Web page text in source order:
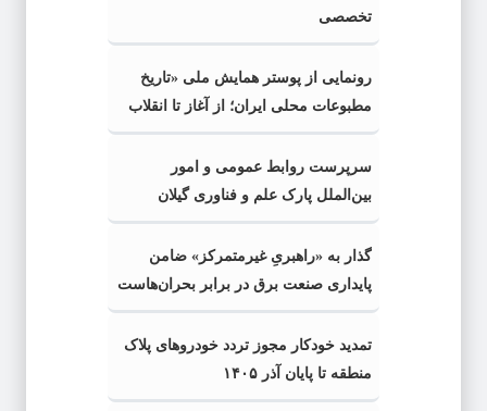
تخصصی
رونمایی از پوستر همایش ملی «تاریخ
مطبوعات محلی ایران؛ از آغاز تا انقلاب
اسلامی» در گیلان
سرپرست روابط عمومی و امور
بین‌الملل پارک علم و فناوری گیلان
منصوب شد
گذار به «راهبریِ غیرمتمرکز» ضامن
پایداری صنعت برق در برابر بحران‌هاست
تمدید خودکار مجوز تردد خودروهای پلاک
منطقه تا پایان آذر ۱۴۰۵